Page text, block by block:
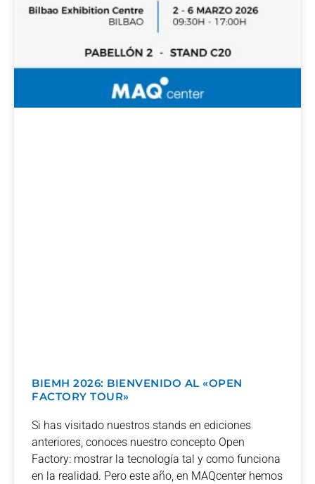
BIEMH 2026: BIENVENIDO AL «OPEN
FACTORY TOUR»
Si has visitado nuestros stands en ediciones
anteriores, conoces nuestro concepto Open
Factory: mostrar la tecnología tal y como funciona
en la realidad. Pero este año, en MAQcenter hemos